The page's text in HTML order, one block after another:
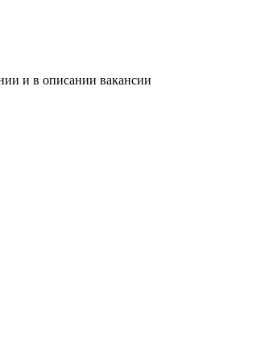
и в описании вакансии